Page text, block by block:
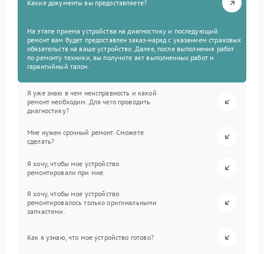
Какие документы вы предоставляете?
На этапе приема устройства на диагностику и последующий
ремонт вам будет предоставлен заказ-наряд с указанием страховых
обязательств на ваше устройство. Далее, после выполнения работ
по ремонту техники, вы получите акт выполненных работ и
гарантийный талон.
Я уже знаю в чем неисправность и какой
ремонт необходим. Для чего проводить
диагностику?
Мне нужен срочный ремонт. Сможете
сделать?
Я хочу, чтобы мое устройство
ремонтировали при мне.
Я хочу, чтобы мое устройство
ремонтировалось только оригинальными
запчастями.
Как я узнаю, что мое устройство готово?